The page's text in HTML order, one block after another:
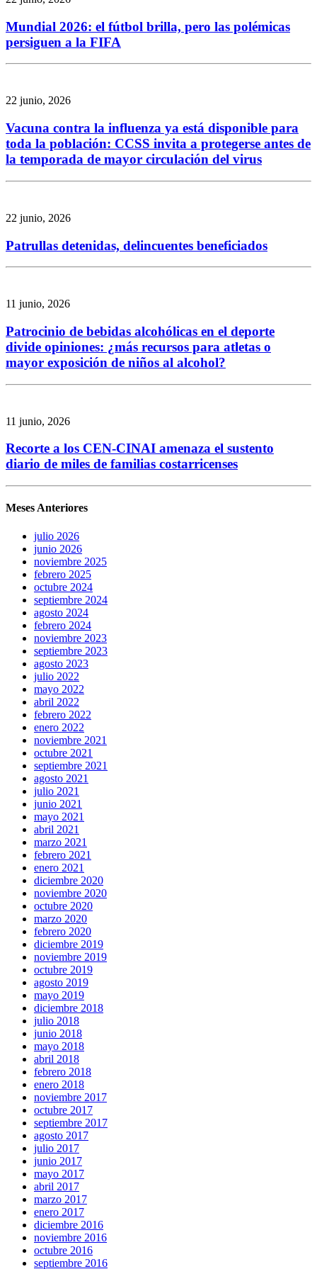
Mundial 2026: el fútbol brilla, pero las polémicas
persiguen a la FIFA
22 junio, 2026
Vacuna contra la influenza ya está disponible para
toda la población: CCSS invita a protegerse antes de
la temporada de mayor circulación del virus
22 junio, 2026
Patrullas detenidas, delincuentes beneficiados
11 junio, 2026
Patrocinio de bebidas alcohólicas en el deporte
divide opiniones: ¿más recursos para atletas o
mayor exposición de niños al alcohol?
11 junio, 2026
Recorte a los CEN-CINAI amenaza el sustento
diario de miles de familias costarricenses
Meses Anteriores
julio 2026
junio 2026
noviembre 2025
febrero 2025
octubre 2024
septiembre 2024
agosto 2024
febrero 2024
noviembre 2023
septiembre 2023
agosto 2023
julio 2022
mayo 2022
abril 2022
febrero 2022
enero 2022
noviembre 2021
octubre 2021
septiembre 2021
agosto 2021
julio 2021
junio 2021
mayo 2021
abril 2021
marzo 2021
febrero 2021
enero 2021
diciembre 2020
noviembre 2020
octubre 2020
marzo 2020
febrero 2020
diciembre 2019
noviembre 2019
octubre 2019
agosto 2019
mayo 2019
diciembre 2018
julio 2018
junio 2018
mayo 2018
abril 2018
febrero 2018
enero 2018
noviembre 2017
octubre 2017
septiembre 2017
agosto 2017
julio 2017
junio 2017
mayo 2017
abril 2017
marzo 2017
enero 2017
diciembre 2016
noviembre 2016
octubre 2016
septiembre 2016